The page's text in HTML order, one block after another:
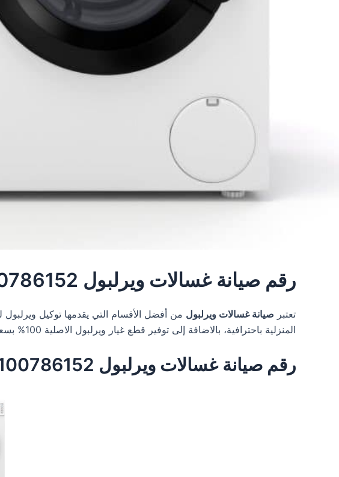
رقم صيانة غسالات ويرلبول 01100786152
تعتبر صيانة غسالات ويرلبول
المنزلية باحترافية، بالاضافة إلى توفير قطع غيار ويرلبول الاصلية 100% بسعر لا يقارن.
رقم صيانة غسالات ويرلبول 01100786152